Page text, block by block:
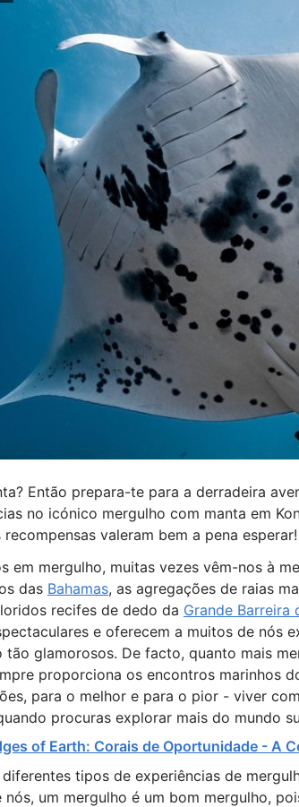
Então prepara-te para a derradeira
no icónico mergulho com manta em
recompensas valeram bem a pena
em mergulho, muitas vezes vêm-nos à
das Bahamas, as agregações de raias
recifes de dedo da Grande Barreira
e oferecem a muitos de nós
tão glamorosos. De facto, quanto mais
proporciona os encontros marinhos
para o melhor e para o pior - viver
procuras explorar mais do mundo
of Earth: Corais de Oportunidade - A
tipos de experiências de
nós, um mergulho é um bom mergulho,